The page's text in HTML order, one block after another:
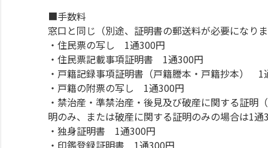
■手数料
窓口と同じ（別途、証明書の郵送料が必要になり
・住民票の写し 1通300円
・住民票記載事項証明書 1通300円
・戸籍記録事項証明書（戸籍謄本・戸籍抄本）
・戸籍の附票の写し 1通300円
・禁治産・準禁治産・後見及び破産に関する証
明のみ、または破産に関する証明のみの場合は1通
・独身証明書 1通300円
・印鑑登録証明書 1通300円